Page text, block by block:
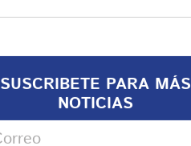
Zapopan, Jalisco
SUSCRIBETE PARA MÁS
NOTICIAS